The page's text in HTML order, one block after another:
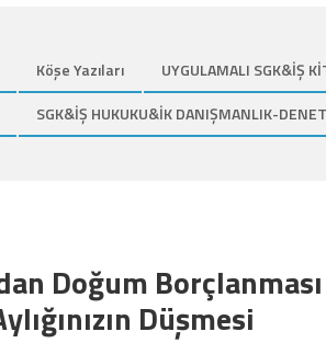
Köşe Yazıları UYGULAMALI SGK&İŞ
SGK&İŞ HUKUKU&İK DANIŞMANLIK-
Doğum Borçlanması
Düşmesi